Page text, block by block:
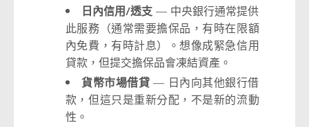
日內信用/透支 — 中央銀行通常提供
此服務（通常需要擔保品，有時在限額
內免費，有時計息）。想像成緊急信用
貸款，但提交擔保品會凍結資產。
貨幣市場借貸 — 日內向其他銀行借
款，但這只是重新分配，不是新的流動
性。